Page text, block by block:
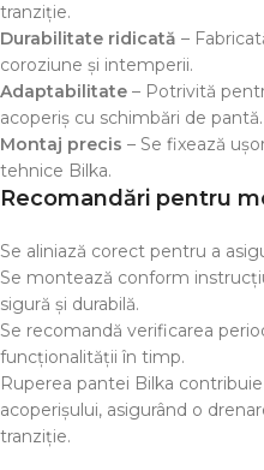
tranziție.
Durabilitate ridicată –
coroziune și intemperii.
Adaptabilitate – Potrivită
acoperiș cu schimbări de pantă.
Montaj precis – Se fixează
tehnice Bilka.
Recomandări pentru
Se aliniază corect pentru a
Se montează conform
sigură și durabilă.
Se recomandă verificarea
funcționalității în timp.
Ruperea pantei Bilka
acoperișului, asigurând o
tranziție.